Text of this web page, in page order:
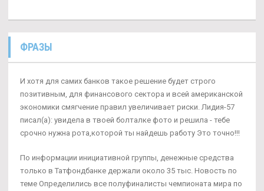
ФРАЗЫ
И хотя для самих банков такое решение будет строго
позитивным, для финансового сектора и всей американской
экономики смягчение правил увеличивает риски. Лидия-57
писал(а): увидела в твоей болталке фото и решила - тебе
срочно нужна рота,которой ты найдешь работу Это точно!!!
По информации инициативной группы, денежные средства
только в Татфондбанке держали около 35 тыс. Новость по
теме Определились все полуфиналисты чемпионата мира по